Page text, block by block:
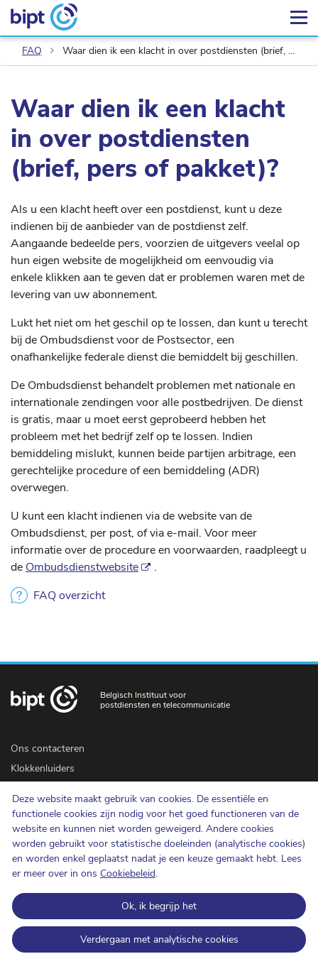
Deze website maakt gebruik van cookies. De essentiële en
functionele cookies zijn nodig voor het goed functioneren van de
website en kunnen niet worden geweigerd. Andere cookies
worden gebruikt voor statistische doeleinden (analytische cookies)
en worden enkel geplaatst nadat je een keuze gemaakt hebt. Lees
er meer over in ons Cookiebeleid.
Ok, ik begrijp het
Verdergaan met analytische cookies
FAQ Waar dien ik een klacht in over postdiensten (brief, pers of pakket)?
Waar dien ik een klacht
in over postdiensten
(brief, pers of pakket)?
Als u een klacht heeft over een postdienst, kunt u deze
indienen bij de aanbieder van de postdienst zelf.
Aangaande bedeelde pers, voorzien de uitgevers veelal op
hun eigen website de mogelijkheid om eenvoudig via
enkele klikken aan te geven dat er problemen waren met de
levering van uw abonnement.
Lukt het niet om het geschil op te lossen, dan kunt u terecht
bij de Ombudsdienst voor de Postsector, een
onafhankelijke federale dienst die bemiddelt bij geschillen.
De Ombudsdienst behandelt problemen met nationale en
internationale zendingen voor alle postbedrijven. De dienst
is gratis, maar u moet eerst geprobeerd hebben het
probleem met het bedrijf zelf op te lossen. Indien
bemiddeling mislukt, kunnen beide partijen arbitrage, een
gerechtelijke procedure of een bemiddeling (ADR)
overwegen.
U kunt een klacht indienen via de website van de
Ombudsdienst, per post, of via e-mail. Voor meer
informatie over de procedure en voorwaarden, raadpleegt u
de Ombudsdienstwebsite
.
FAQ overzicht
Belgisch Instituut voor
postdiensten en telecommunicatie
Ons contacteren
Klokkenluiders
Toegankelijkheid
Pers
Cookiebeleid
Bescherming van de persoonlijke levenssfeer
Gebruiksvoorwaarden en auteursrechten
Informatiecategorisering
Open data